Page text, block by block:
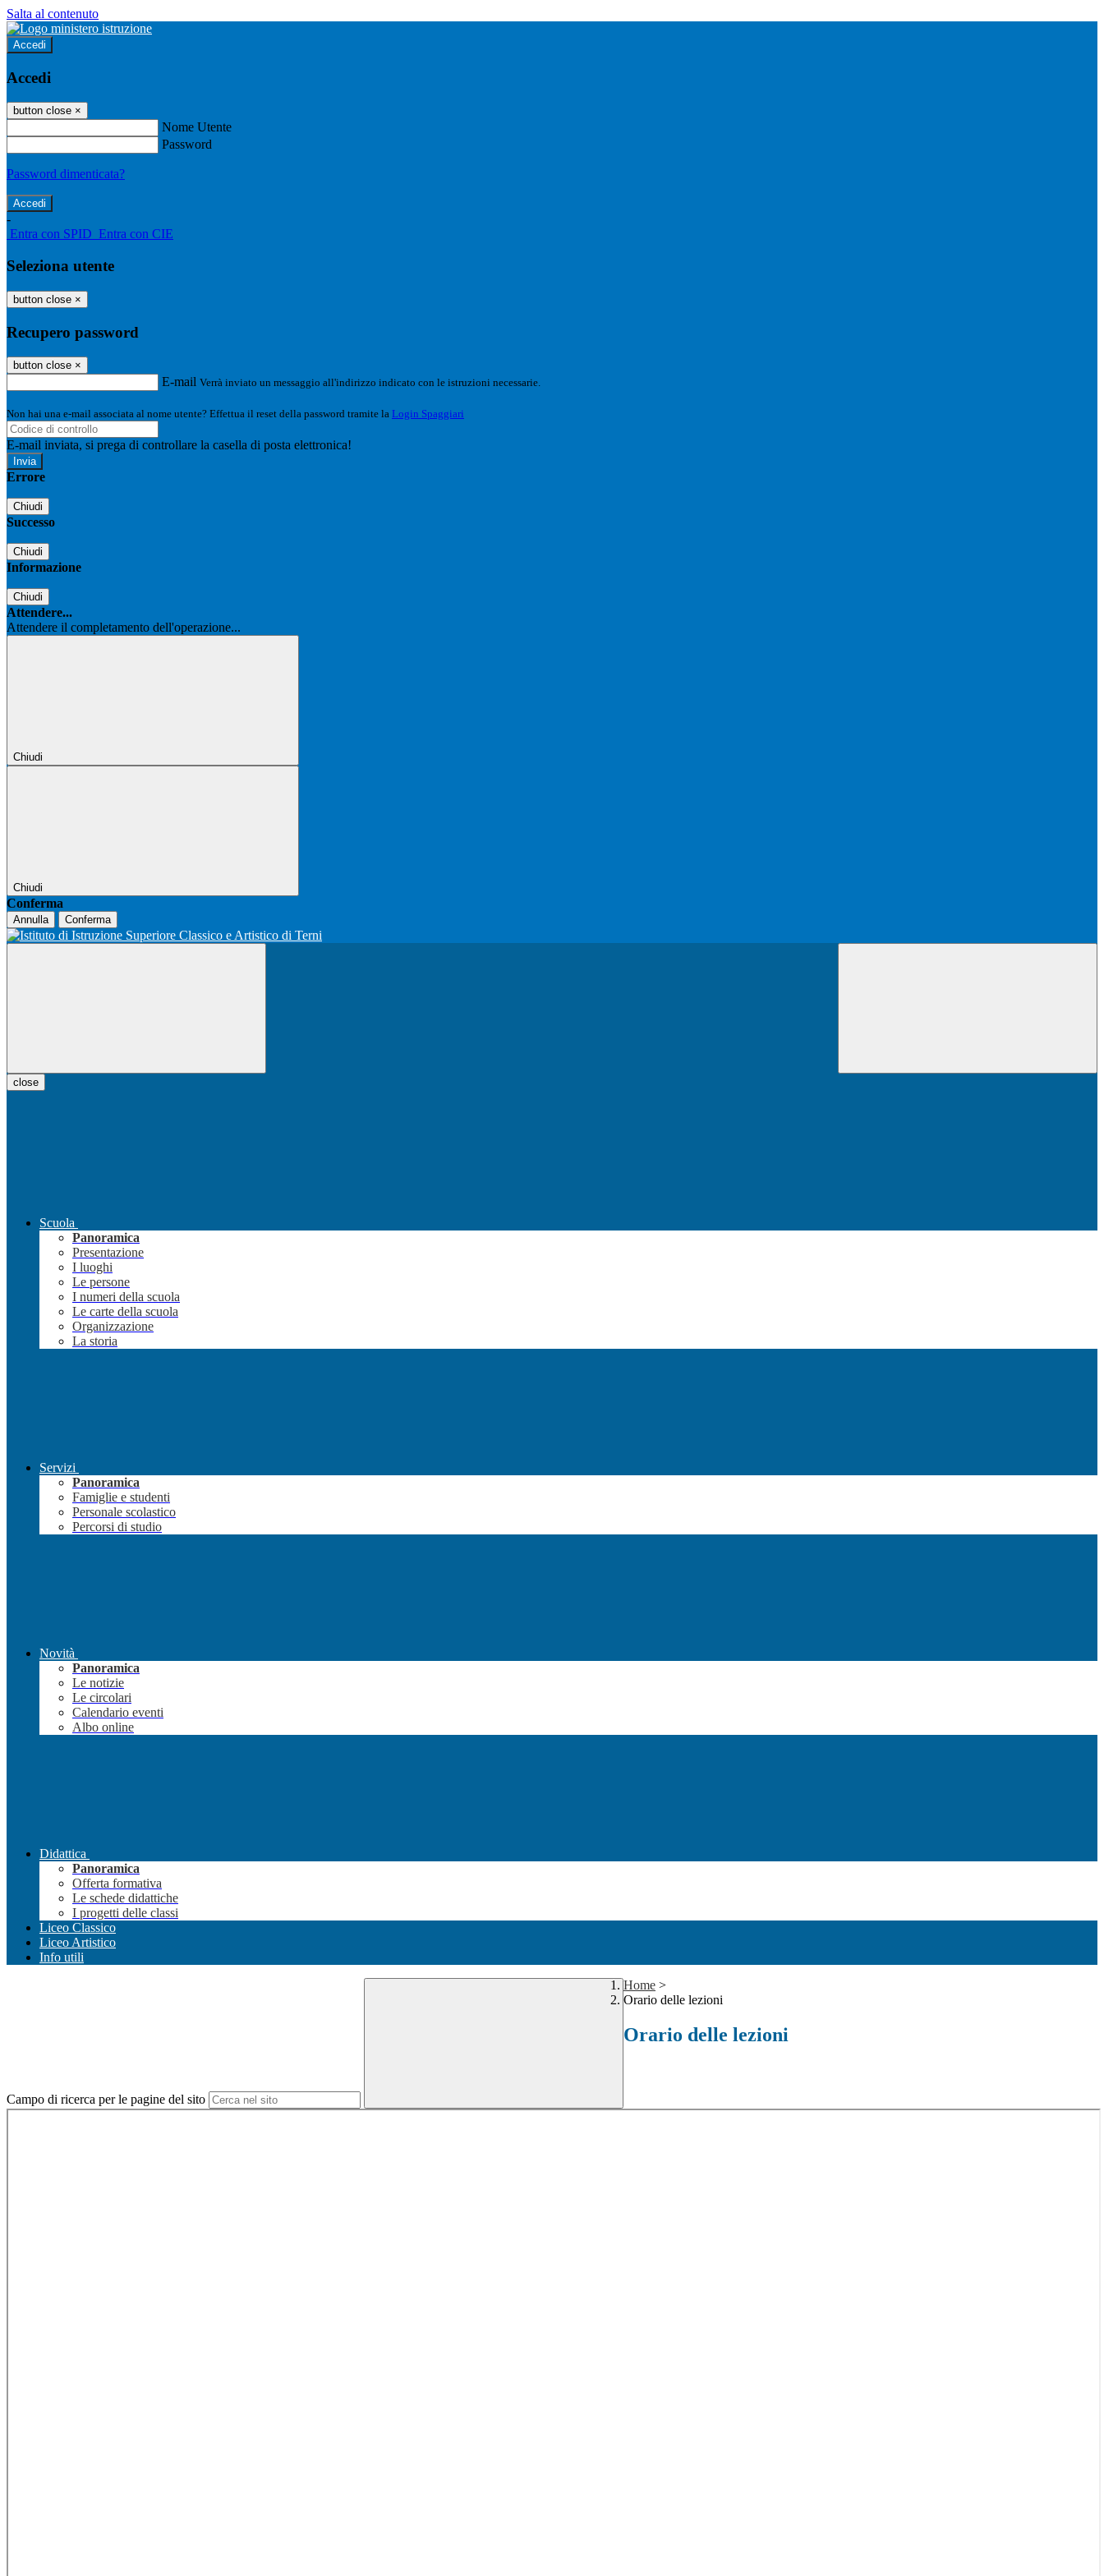
Salta al contenuto
Accedi
Accedi
button close ×
Nome Utente
Password
Password dimenticata?
-
Entra con SPID Entra con CIE
Seleziona utente
button close ×
Recupero password
button close ×
E-mail Verrà inviato un messaggio all'indirizzo indicato con le istruzioni necessarie.
Non hai una e-mail associata al nome utente? Effettua il reset della password tramite la Login Spaggiari
E-mail inviata, si prega di controllare la casella di posta elettronica!
Errore
Chiudi
Successo
Chiudi
Informazione
Chiudi
Attendere...
Attendere il completamento dell'operazione...
Chiudi
Chiudi
Conferma
Annulla Conferma
close
Scuola
Panoramica
Presentazione
I luoghi
Le persone
I numeri della scuola
Le carte della scuola
Organizzazione
La storia
Servizi
Panoramica
Famiglie e studenti
Personale scolastico
Percorsi di studio
Novità
Panoramica
Le notizie
Le circolari
Calendario eventi
Albo online
Didattica
Panoramica
Offerta formativa
Le schede didattiche
I progetti delle classi
Liceo Classico
Liceo Artistico
Info utili
Campo di ricerca per le pagine del sito
Home >
Orario delle lezioni
Orario delle lezioni